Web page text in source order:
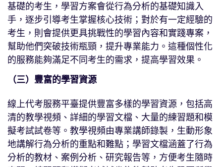
基礎的考生，學習方案會從行為分析的基礎知識入
手，逐步引導考生掌握核心技術；對於有一定經驗的
考生，則會提供更具挑戰性的學習內容和實踐專案，
幫助他們突破技術瓶頸，提升專業能力。這種個性化
的服務能夠滿足不同考生的需求，提高學習效果。
（三）豐富的學習資源
線上代考服務平臺提供豐富多樣的學習資源，包括高
清的教學視頻、詳細的學習文檔、大量的練習題和模
擬考試試卷等。教學視頻由專業講師錄製，生動形象
地講解行為分析的重點和難點；學習文檔涵蓋了行為
分析的教材、案例分析、研究報告等，方便考生隨時